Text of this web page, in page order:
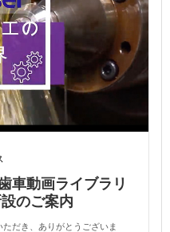
車動画ライブラリ
のご案内
だき、ありがとうございま